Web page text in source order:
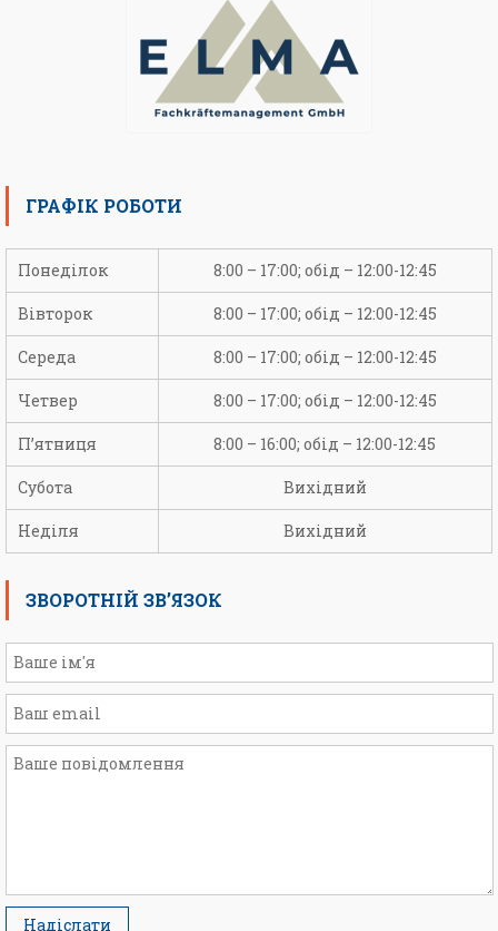
ГРАФІК РОБОТИ
Понеділок 8:00 – 17:00; обід – 12:00-12:45
Вівторок 8:00 – 17:00; обід – 12:00-12:45
Середа 8:00 – 17:00; обід – 12:00-12:45
Четвер 8:00 – 17:00; обід – 12:00-12:45
П’ятниця 8:00 – 16:00; обід – 12:00-12:45
Субота Вихідний
Неділя Вихідний
ЗВОРОТНІЙ ЗВ’ЯЗОК